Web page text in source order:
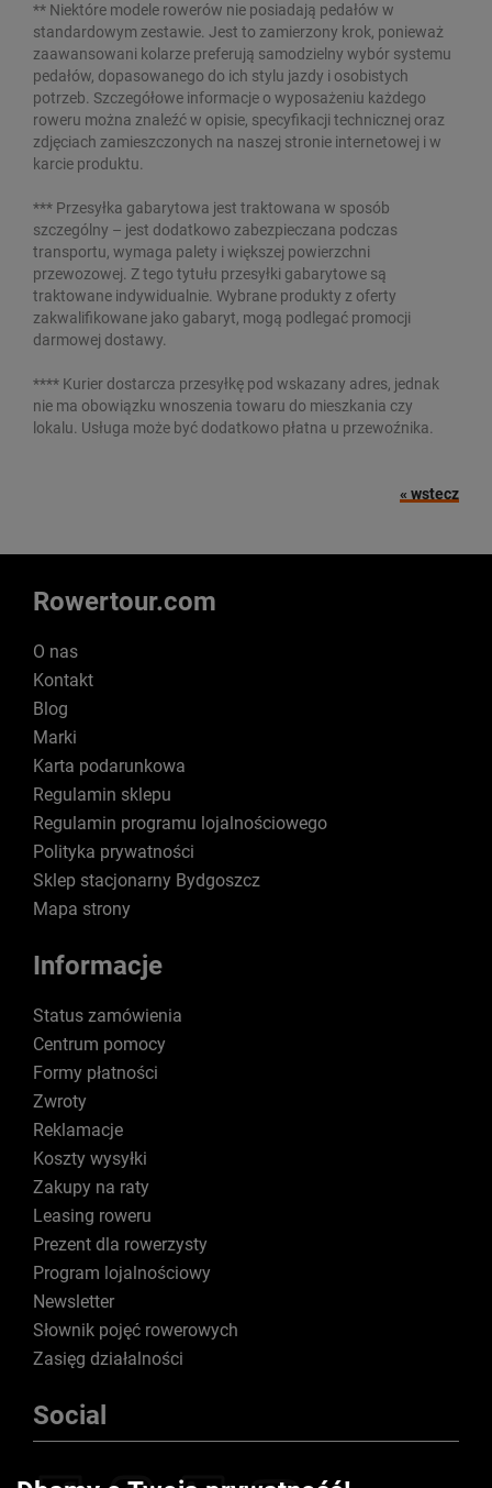
** Niektóre modele rowerów nie posiadają pedałów w
standardowym zestawie. Jest to zamierzony krok, ponieważ
zaawansowani kolarze preferują samodzielny wybór systemu
pedałów, dopasowanego do ich stylu jazdy i osobistych
potrzeb. Szczegółowe informacje o wyposażeniu każdego
roweru można znaleźć w opisie, specyfikacji technicznej oraz
zdjęciach zamieszczonych na naszej stronie internetowej i w
karcie produktu.
*** Przesyłka gabarytowa jest traktowana w sposób
szczególny – jest dodatkowo zabezpieczana podczas
transportu, wymaga palety i większej powierzchni
przewozowej. Z tego tytułu przesyłki gabarytowe są
traktowane indywidualnie. Wybrane produkty z oferty
zakwalifikowane jako gabaryt, mogą podlegać promocji
darmowej dostawy.
**** Kurier dostarcza przesyłkę pod wskazany adres, jednak
nie ma obowiązku wnoszenia towaru do mieszkania czy
lokalu. Usługa może być dodatkowo płatna u przewoźnika.
« wstecz
Rowertour.com
O nas
Kontakt
Blog
Marki
Karta podarunkowa
Regulamin sklepu
Regulamin programu lojalnościowego
Polityka prywatności
Sklep stacjonarny Bydgoszcz
Mapa strony
Informacje
Status zamówienia
Centrum pomocy
Formy płatności
Zwroty
Reklamacje
Koszty wysyłki
Zakupy na raty
Leasing roweru
Prezent dla rowerzysty
Program lojalnościowy
Newsletter
Słownik pojęć rowerowych
Zasięg działalności
Social